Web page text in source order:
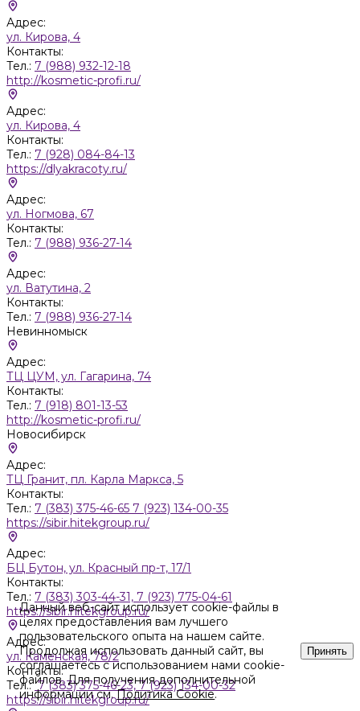
Адрес:
ул. Кирова, 4
Контакты:
Тел.: 7 (988) 932-12-18
http://kosmetic-profi.ru/
Адрес:
ул. Кирова, 4
Контакты:
Тел.: 7 (928) 084-84-13
https://dlyakracoty.ru/
Адрес:
ул. Ногмова, 67
Контакты:
Тел.: 7 (988) 936-27-14
Адрес:
ул. Ватутина, 2
Контакты:
Тел.: 7 (988) 936-27-14
Невинномыск
Адрес:
ТЦ ЦУМ, ул. Гагарина, 74
Контакты:
Тел.: 7 (918) 801-13-53
http://kosmetic-profi.ru/
Новосибирск
Адрес:
ТЦ Гранит, пл. Карла Маркса, 5
Контакты:
Тел.: 7 (383) 375-46-65 7 (923) 134-00-35
https://sibir.hitekgroup.ru/
Адрес:
БЦ Бутон, ул. Красный пр-т, 17/1
Контакты:
Тел.: 7 (383) 303-44-31, 7 (923) 775-04-61
https://sibir.hitekgroup.ru/
Адрес:
ул. Каменская, 78/2
Контакты:
Тел.:7 (383) 375-46-23, 7 (923) 134-00-32
https://sibir.hitekgroup.ru/
Данный веб-сайт использует cookie-файлы в
целях предоставления вам лучшего
пользовательского опыта на нашем сайте.
Продолжая использовать данный сайт, вы
соглашаетесь с использованием нами cookie-
файлов. Для получения дополнительной
информации см.Политика Cookie.
Принять